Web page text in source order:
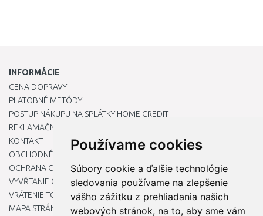
Používame cookies
Súbory cookie a ďalšie technológie
sledovania používame na zlepšenie
vášho zážitku z prehliadania našich
webových stránok, na to, aby sme vám
INFORMÁCIE
CENA DOPRAVY
PLATOBNÉ METÓDY
POSTUP NÁKUPU NA SPLÁTKY HOME CREDIT
REKLAMAČNÝ PORIADOK
KONTAKT
OBCHODNÉ PODMIENKY
OCHRANA OSOBNÝCH ÚDAJOV
VYVŔTANIE OTVORU DO DREZU PRE KUCHYNSKÚ BATÉRIU
VRÁTENIE TOVARU / REKLAMÁCIE
MAPA STRÁNOK